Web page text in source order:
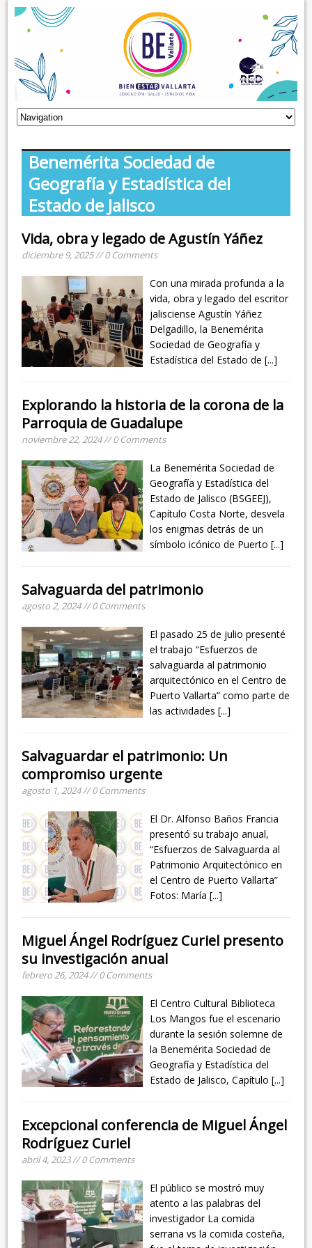
Benemérita Sociedad de
Geografía y Estadística del
Estado de Jalisco
Vida, obra y legado de Agustín Yáñez
diciembre 9, 2025 // 0 Comments
Con una mirada profunda a la
vida, obra y legado del escritor
jalisciense Agustín Yáñez
Delgadillo, la Benemérita
Sociedad de Geografía y
Estadística del Estado de[...]
Explorando la historia de la corona de la
Parroquia de Guadalupe
noviembre 22, 2024 // 0 Comments
La Benemérita Sociedad de
Geografía y Estadística del
Estado de Jalisco (BSGEEJ),
Capítulo Costa Norte, desvela
los enigmas detrás de un
símbolo icónico de Puerto[...]
Salvaguarda del patrimonio
agosto 2, 2024 // 0 Comments
El pasado 25 de julio presenté
el trabajo “Esfuerzos de
salvaguarda al patrimonio
arquitectónico en el Centro de
Puerto Vallarta” como parte de
las actividades[...]
Salvaguardar el patrimonio: Un
compromiso urgente
agosto 1, 2024 // 0 Comments
El Dr. Alfonso Baños Francia
presentó su trabajo anual,
“Esfuerzos de Salvaguarda al
Patrimonio Arquitectónico en
el Centro de Puerto Vallarta”
Fotos: María[...]
Miguel Ángel Rodríguez Curiel presento
su investigación anual
febrero 26, 2024 // 0 Comments
El Centro Cultural Biblioteca
Los Mangos fue el escenario
durante la sesión solemne de
la Benemérita Sociedad de
Geografía y Estadística del
Estado de Jalisco, Capítulo[...]
Excepcional conferencia de Miguel Ángel
Rodríguez Curiel
abril 4, 2023 // 0 Comments
El público se mostró muy
atento a las palabras del
investigador La comida
serrana vs la comida costeña,